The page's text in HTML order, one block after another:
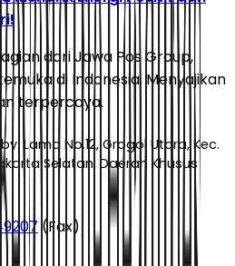
dari Jawa Pos Group,
di Indonesia. Menyajikan
terpercaya.
Lama No.12, Grogol Utara, Kec.
Selatan, Daerah Khusus
(Fax)